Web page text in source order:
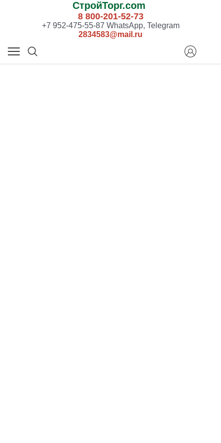
СтройТорг.com
8 800-201-52-73
+7 952-475-55-87 WhatsApp, Telegram
2834583@mail.ru